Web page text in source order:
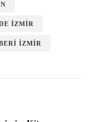
İZMIR
İZMIR